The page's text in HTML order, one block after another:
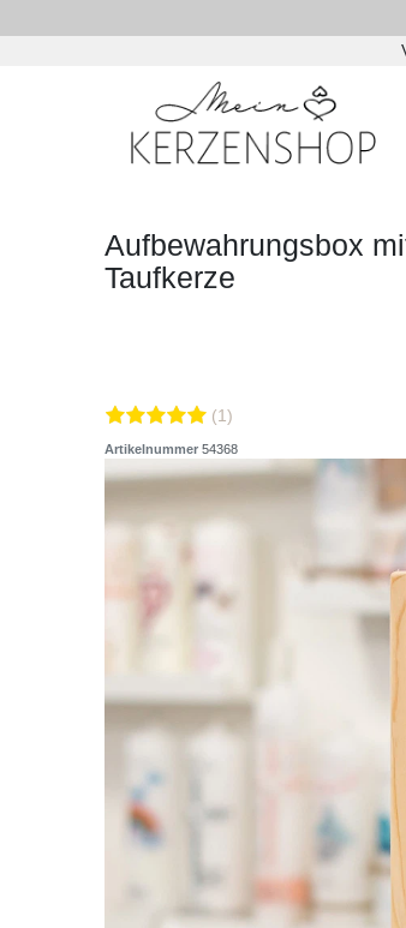
Aufbewahrungsbox
Taufkerze
(1)
Artikelnummer 54368